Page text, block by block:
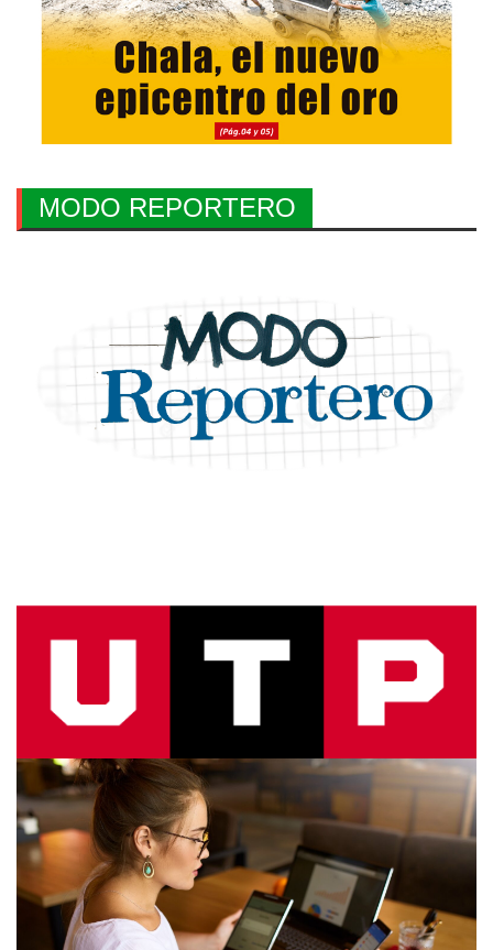
MODO REPORTERO